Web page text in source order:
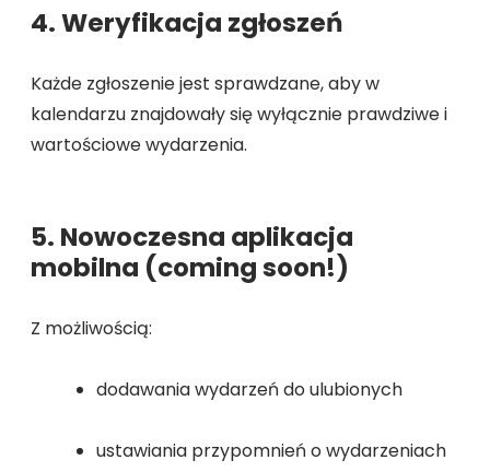
4. Weryfikacja zgłoszeń
Każde zgłoszenie jest sprawdzane, aby w
kalendarzu znajdowały się wyłącznie prawdziwe i
wartościowe wydarzenia.
5. Nowoczesna aplikacja
mobilna (coming soon!)
Z możliwością:
dodawania wydarzeń do ulubionych
ustawiania przypomnień o wydarzeniach